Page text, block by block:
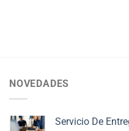
NOVEDADES
Servicio De